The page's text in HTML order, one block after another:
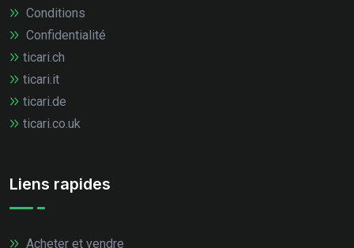
Conditions
Confidentialité
ticari.ch
ticari.it
ticari.de
ticari.co.uk
Liens rapides
Acheter et vendre